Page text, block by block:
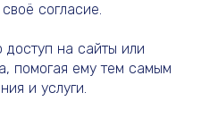
согласие.
доступ на сайты или
помогая ему тем самым
и услуги.